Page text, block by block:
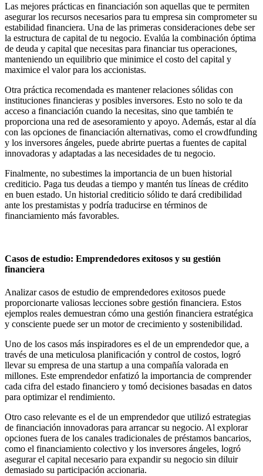
Las mejores prácticas en financiación son aquellas que te permiten
asegurar los recursos necesarios para tu empresa sin comprometer su
estabilidad financiera. Una de las primeras consideraciones debe ser
la estructura de capital de tu negocio. Evalúa la combinación óptima
de deuda y capital que necesitas para financiar tus operaciones,
manteniendo un equilibrio que minimice el costo del capital y
maximice el valor para los accionistas.
Otra práctica recomendada es mantener relaciones sólidas con
instituciones financieras y posibles inversores. Esto no solo te da
acceso a financiación cuando la necesitas, sino que también te
proporciona una red de asesoramiento y apoyo. Además, estar al día
con las opciones de financiación alternativas, como el crowdfunding
y los inversores ángeles, puede abrirte puertas a fuentes de capital
innovadoras y adaptadas a las necesidades de tu negocio.
Finalmente, no subestimes la importancia de un buen historial
crediticio. Paga tus deudas a tiempo y mantén tus líneas de crédito
en buen estado. Un historial crediticio sólido te dará credibilidad
ante los prestamistas y podría traducirse en términos de
financiamiento más favorables.
Casos de estudio: Emprendedores exitosos y su gestión
financiera
Analizar casos de estudio de emprendedores exitosos puede
proporcionarte valiosas lecciones sobre gestión financiera. Estos
ejemplos reales demuestran cómo una gestión financiera estratégica
y consciente puede ser un motor de crecimiento y sostenibilidad.
Uno de los casos más inspiradores es el de un emprendedor que, a
través de una meticulosa planificación y control de costos, logró
llevar su empresa de una startup a una compañía valorada en
millones. Este emprendedor enfatizó la importancia de comprender
cada cifra del estado financiero y tomó decisiones basadas en datos
para optimizar el rendimiento.
Otro caso relevante es el de un emprendedor que utilizó estrategias
de financiación innovadoras para arrancar su negocio. Al explorar
opciones fuera de los canales tradicionales de préstamos bancarios,
como el financiamiento colectivo y los inversores ángeles, logró
asegurar el capital necesario para expandir su negocio sin diluir
demasiado su participación accionaria.